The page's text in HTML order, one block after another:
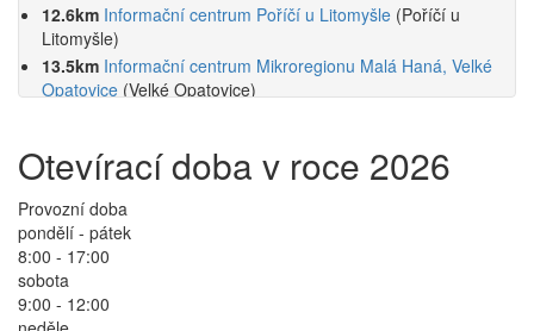
12.6km Informační centrum Poříčí u Litomyšle (Poříčí u
Litomyšle)
13.5km Informační centrum Mikroregionu Malá Haná, Velké
Opatovice (Velké Opatovice)
Otevírací doba v roce 2026
Provozní doba
pondělí - pátek
8:00 - 17:00
sobota
9:00 - 12:00